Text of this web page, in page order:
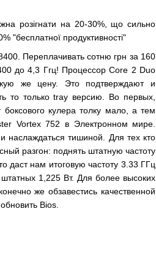
розігнати на 20-30%, що сильно
"бесплатної продуктивності"
Переплачивать сотню грн за 160
до 4,3 Ггц! Процессор Core 2 Duo
же цену. Это подтверждают и
то только tray версию. Во первых,
кулера толку мало, а тем
Vortex 752 в Электронном мире.
наслаждаться тишиной. Для тех кто
разгон: поднять штатную частоту
нам итоговую частоту 3.33 ГГц
1,225 Вт. Для более высоких
же обзавестись качественной
Bios.